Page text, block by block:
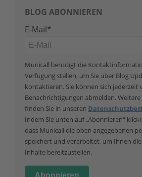
BLOG ABONNIEREN
E-Mail*
Municall benötigt die
Verfügung stellen, um Sie über Blog
kontaktieren. Sie können sich jederzeit
Benachrichtigungen abmelden.
finden Sie in unseren
Indem Sie unten auf „Abonnieren“
dass Municall die oben angegebenen
speichert und verarbeitet, um Ihnen
Inhalte bereitzustellen.